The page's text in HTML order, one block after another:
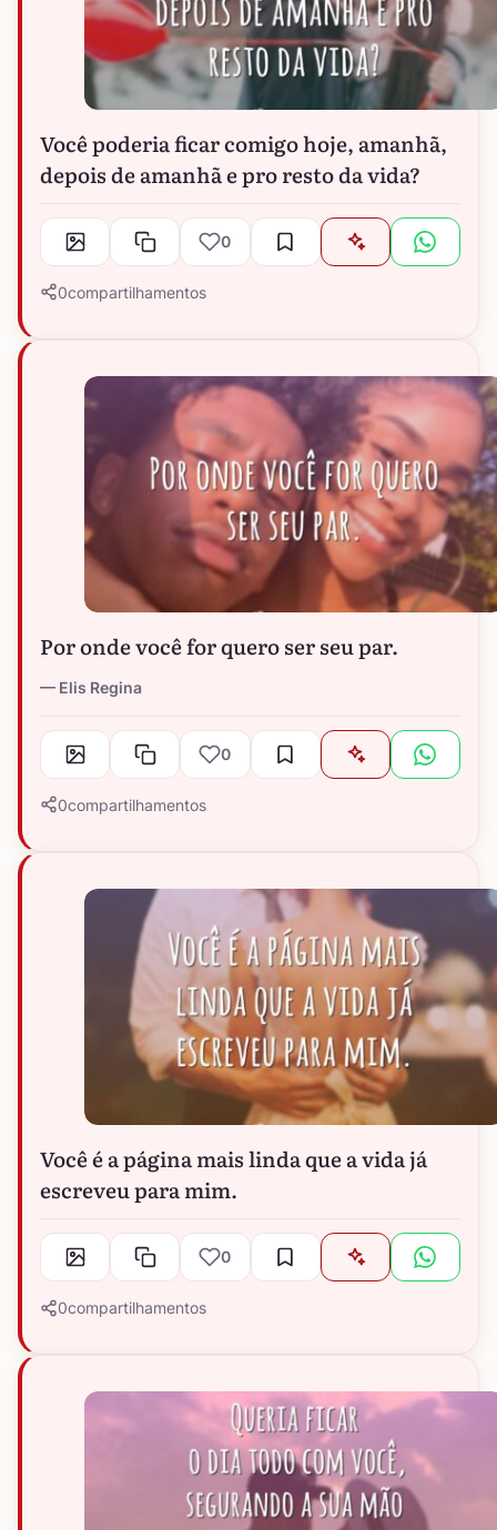
Você poderia ficar comigo hoje, amanhã,
depois de amanhã e pro resto da vida?
0
0compartilhamentos
Por onde você for quero ser seu par.
Elis Regina
0
0compartilhamentos
Você é a página mais linda que a vida já
escreveu para mim.
0
0compartilhamentos